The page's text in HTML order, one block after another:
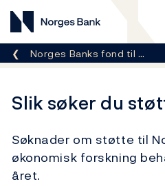
Norges Bank
Her er du nå:
Norges Banks fond til …
Slik søker du
Søknader om støtte til
økonomisk forskning
året.